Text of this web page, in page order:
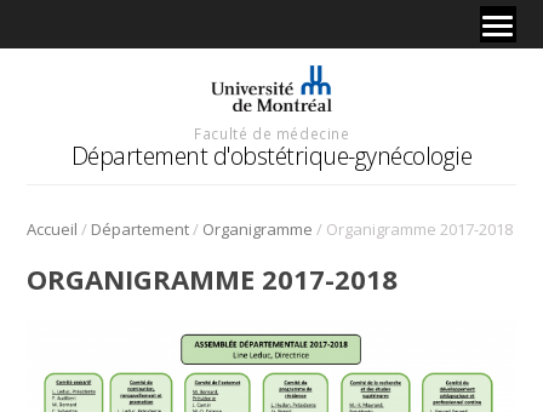
Faculté de médecine
Département d'obstétrique-gynécologie
Accueil / Département/ Organigramme / Organigramme 2017-2018
ORGANIGRAMME 2017-2018